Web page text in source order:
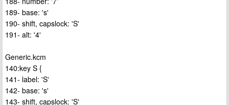
189- base: 's'
190- shift, capslock: 'S'
191- alt: '4'
Generic.kcm
140:key S {
141- label: 'S'
142- base: 's'
143- shift, capslock: 'S'